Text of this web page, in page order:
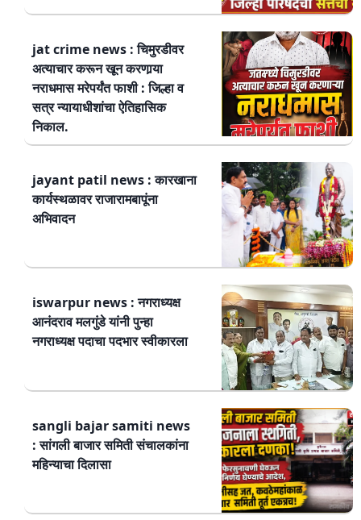
jat crime news : चिमुरडीवर
अत्याचार करून खून करणार्‍या
नराधमास मरेपर्यंत फाशी : जिल्हा व
सत्र न्यायाधीशांचा ऐतिहासिक
निकाल.
jayant patil news : कारखाना
कार्यस्थळावर राजारामबापूंना
अभिवादन
iswarpur news : नगराध्यक्ष
आनंदराव मलगुंडे यांनी पुन्हा
नगराध्यक्ष पदाचा पदभार स्वीकारला
sangli bajar samiti news
: सांगली बाजार समिती संचालकांना
महिन्याचा दिलासा